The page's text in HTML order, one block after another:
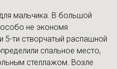
мальчика. В большой
не экономя
5-ти створчатый распашной
спальное место,
стеллажом. Возле